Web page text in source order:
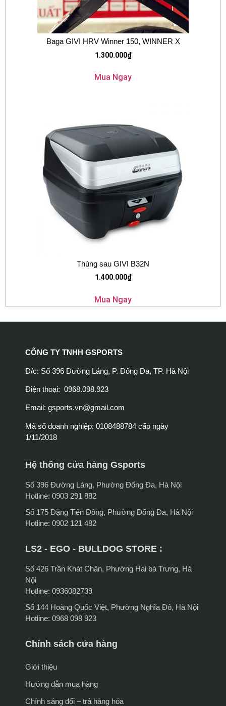
Baga GIVI HRV Winner 150, WINNER X
1.300.000₫
Mua Ngay
Thùng sau GIVI B32N
1.400.000₫
Mua Ngay
CÔNG TY TNHH GSPORTS
Đ/c: Số 396 Đường Láng, P. Đống Đa, TP. Hà Nội
Điện thoại: 0968.098.923
Email: gsports.vn@gmail.com
Mã số doanh nghiệp: 0108488784 cấp ngày
1/11/2018
Hệ thống cửa hàng Gsports
Số 396 Đường Láng, Phường Đống Đa, Hà Nội
Hotline: 0903 291 882
Số 175 Đặng Tiến Đông, Phường Đống Đa, Hà Nội
Hotline: 0902 121 482
LS2 - EGO - BULLDOG STORE :
Số 426 Trần Khát Chân, Phường Hai bà Trưng, Hà
Nội
Hotline: 0936082739
Số 144 Hoàng Quốc Việt, Phường Nghĩa Đô, Hà Nội
Hotline: 0968 098 923
Chính sách cửa hàng
Giới thiệu
Hướng dẫn mua hàng
Chính sáng đổi – trả hàng hóa